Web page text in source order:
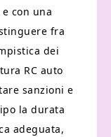
con una
fra
dei
RC auto
sanzioni e
la durata
adeguata,